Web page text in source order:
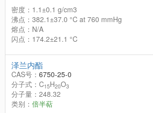
密度：1.1±0.1 g/cm3
沸点：382.1±37.0 °C at 760 mmHg
熔点：N/A
闪点：174.2±21.1 °C
泽兰内酯
CAS号： 6750-25-0
分子式：C15H20O3
分子量：248.32
类别： 倍半萜